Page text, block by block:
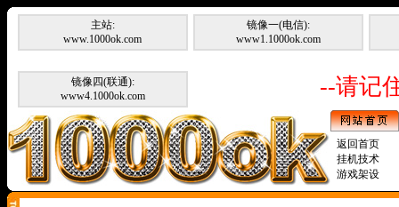
主站:
www.1000ok.com
镜像一(电信):
www1.1000ok.com
镜像四(联通):
www4.1000ok.com
--请记
返回首页
挂机技术
游戏架设